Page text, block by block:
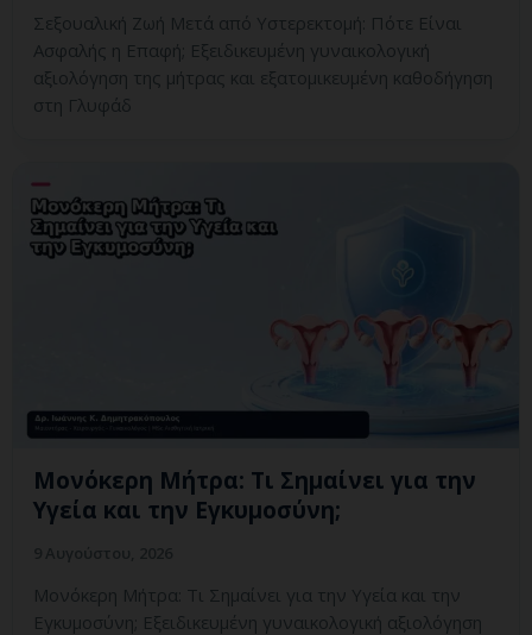
Σεξουαλική Ζωή Μετά από Υστερεκτομή: Πότε Είναι
Ασφαλής η Επαφή; Εξειδικευμένη γυναικολογική
αξιολόγηση της μήτρας και εξατομικευμένη καθοδήγηση
στη Γλυφάδ
Μονόκερη Μήτρα: Τι Σημαίνει για την
Υγεία και την Εγκυμοσύνη;
Μονόκερη Μήτρα: Τι Σημαίνει για την Υγεία και την
Εγκυμοσύνη; Εξειδικευμένη γυναικολογική αξιολόγηση